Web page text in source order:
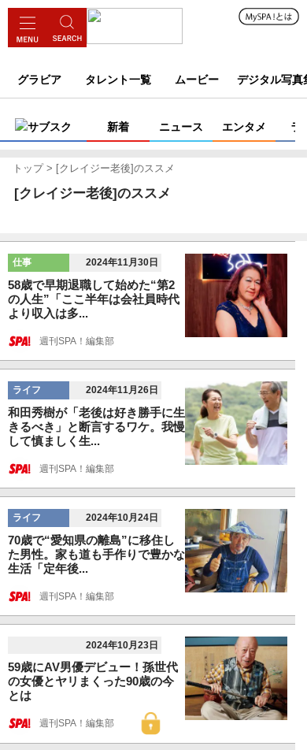
グラビア タレント一覧 ムービー デジタル写真集
サブスク 新着 ニュース エンタメ ラ
トップ [クレイジー老後]のススメ
[クレイジー老後]のススメ
仕事 2024年11月30日
58歳で早期退職して始めた“第2
の人生”「ここ半年は会社員時代
より収入は多...
週刊SPA！編集部
ライフ 2024年11月26日
和田秀樹が「老後は好き勝手に生
きるべき」と断言するワケ。我慢
して慎ましく生...
週刊SPA！編集部
ライフ 2024年10月24日
70歳で“愛知県の離島”に移住し
た男性。家も道も手作りで豊かな
生活「定年後...
週刊SPA！編集部
2024年10月23日
59歳にAV男優デビュー！孫世代
の女優とヤリまくった90歳の今
とは
週刊SPA！編集部